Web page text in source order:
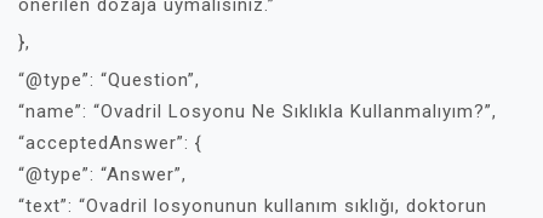
önerilen dozaja uymalısınız.”
},
“@type”: “Question”,
“name”: “Ovadril Losyonu Ne Sıklıkla Kullanmalıyım?”,
“acceptedAnswer”: {
“@type”: “Answer”,
“text”: “Ovadril losyonunun kullanım sıklığı, doktorun